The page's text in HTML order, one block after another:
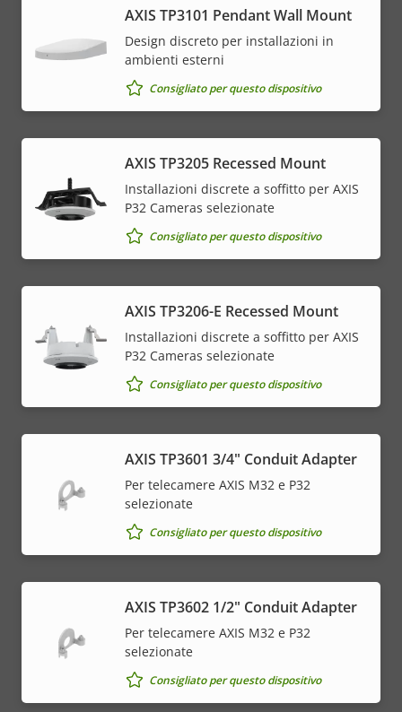
AXIS TP3101 Pendant Wall Mount
Design discreto per installazioni in
ambienti esterni
Consigliato per questo dispositivo
AXIS TP3205 Recessed Mount
Installazioni discrete a soffitto per AXIS
P32 Cameras selezionate
Consigliato per questo dispositivo
AXIS TP3206-E Recessed Mount
Installazioni discrete a soffitto per AXIS
P32 Cameras selezionate
Consigliato per questo dispositivo
AXIS TP3601 3/4" Conduit Adapter
Per telecamere AXIS M32 e P32
selezionate
Consigliato per questo dispositivo
AXIS TP3602 1/2" Conduit Adapter
Per telecamere AXIS M32 e P32
selezionate
Consigliato per questo dispositivo